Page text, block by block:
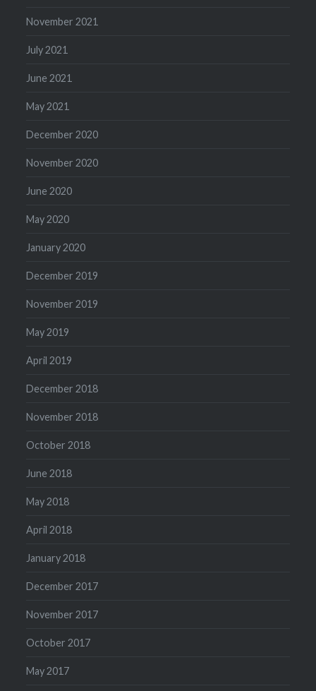
November 2021
July 2021
June 2021
May 2021
December 2020
November 2020
June 2020
May 2020
January 2020
December 2019
November 2019
May 2019
April 2019
December 2018
November 2018
October 2018
June 2018
May 2018
April 2018
January 2018
December 2017
November 2017
October 2017
May 2017